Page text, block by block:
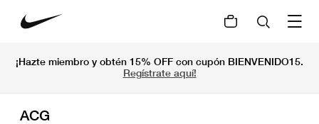
¡Hazte miembro y obtén 15% OFF con cupón BIENVENIDO15.
Regístrate aquí!
ACG